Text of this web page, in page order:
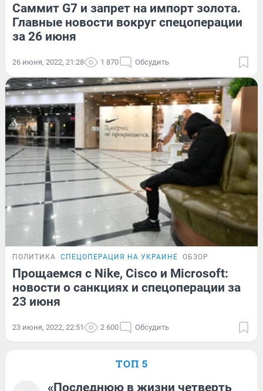
Саммит G7 и запрет на импорт золота.
Главные новости вокруг спецоперации
за 26 июня
26 июня, 2022, 21:28 1 870 Обсудить
ПОЛИТИКА СПЕЦОПЕРАЦИЯ НА УКРАИНЕ ОБЗОР
Прощаемся с Nike, Cisco и Microsoft:
новости о санкциях и спецоперации за
23 июня
23 июня, 2022, 22:51 2 600 Обсудить
ТОП 5
«Последнюю в жизни четверть